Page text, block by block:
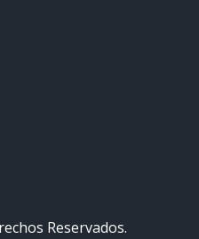
Reservados.